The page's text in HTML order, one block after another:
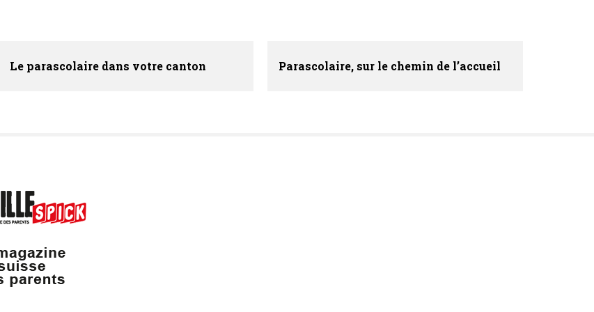
Le parascolaire dans votre canton Parascolaire, sur le chemin de l’accueil